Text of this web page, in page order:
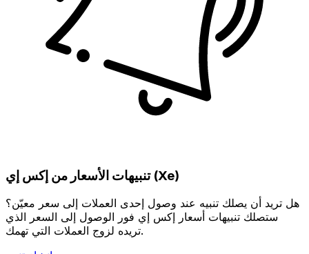
تنبيهات الأسعار من إكس إي (Xe)
هل تريد أن يصلك تنبيه عند وصول إحدى العملات إلى سعر معيّن؟
ستصلك تنبيهات أسعار إكس إي فور الوصول إلى السعر الذي
تريده لزوج العملات التي تهمك.